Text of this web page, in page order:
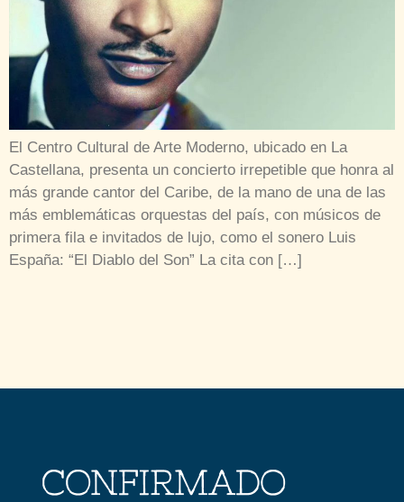
El Centro Cultural de Arte Moderno, ubicado en La
Castellana, presenta un concierto irrepetible que honra al
más grande cantor del Caribe, de la mano de una de las
más emblemáticas orquestas del país, con músicos de
primera fila e invitados de lujo, como el sonero Luis
España: “El Diablo del Son” La cita con […]